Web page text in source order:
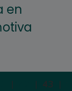
en
| | 43 |